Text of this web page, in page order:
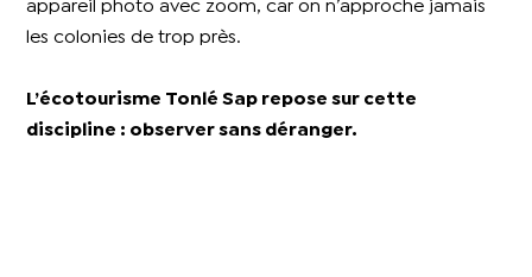
appareil photo avec zoom, car on n’approche jamais
les colonies de trop près.
L’écotourisme Tonlé Sap repose sur cette
discipline : observer sans déranger.